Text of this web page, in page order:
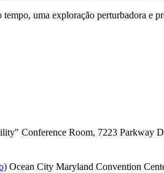
uma exploração perturbadora e
Conference Room, 7223 Parkway
Ocean City Maryland Convention